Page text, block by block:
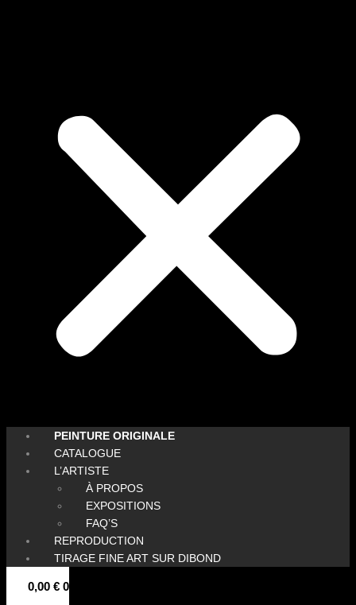
PEINTURE ORIGINALE
CATALOGUE
L’ARTISTE
À PROPOS
EXPOSITIONS
FAQ’S
REPRODUCTION
TIRAGE FINE ART SUR DIBOND
0,00 € 0